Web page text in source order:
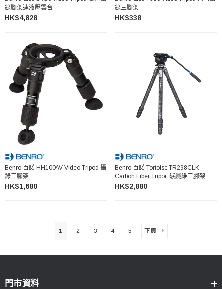
錄腳架連液壓雲台
HK$4,828
錄三腳架
HK$338
Benro 百諾 HH100AV Video Tripod 攝
錄三腳架
HK$1,680
Benro 百諾 Tortoise TR298CLK
Carbon Fiber Tripod 碳纖維三腳架
HK$2,880
1 2 3 4 5 下頁
門市資料